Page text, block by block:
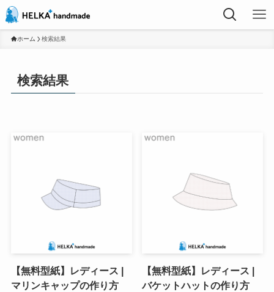
ホーム 検索結果
検索結果
【無料型紙】レディース |
マリンキャップの作り方
【無料型紙】レディース |
バケットハットの作り方